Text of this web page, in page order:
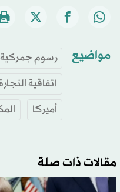
مواضيع رسوم جمركية
اتفاقية
أميركا
مقالات ذات صلة